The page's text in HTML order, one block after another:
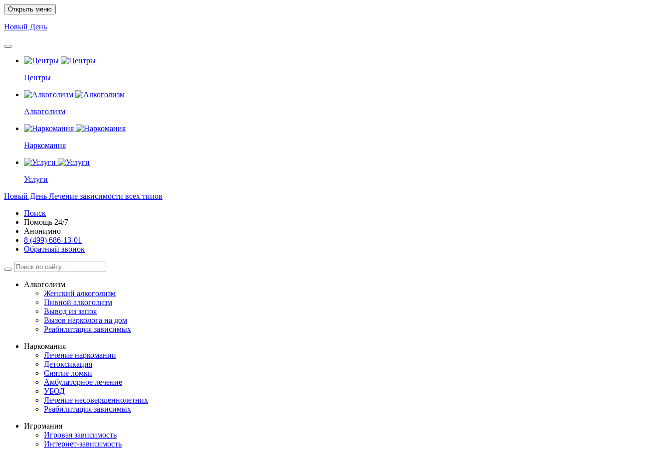
Открыть меню
Новый День
Центры
Алкоголизм
Наркомания
Услуги
Новый День Лечение зависимости всех типов
Поиск
Помощь 24/7
Анонимно
8 (499) 686-13-01
Обратный звонок
Алкоголизм
Женский алкоголизм
Пивной алкоголизм
Вывод из запоя
Вызов нарколога на дом
Реабилитация зависимых
Наркомания
Лечение наркомании
Детоксикация
Снятие ломки
Амбулаторное лечение
УБОД
Лечение несовершеннолетних
Реабилитация зависимых
Игромания
Игровая зависимость
Интернет-зависимость